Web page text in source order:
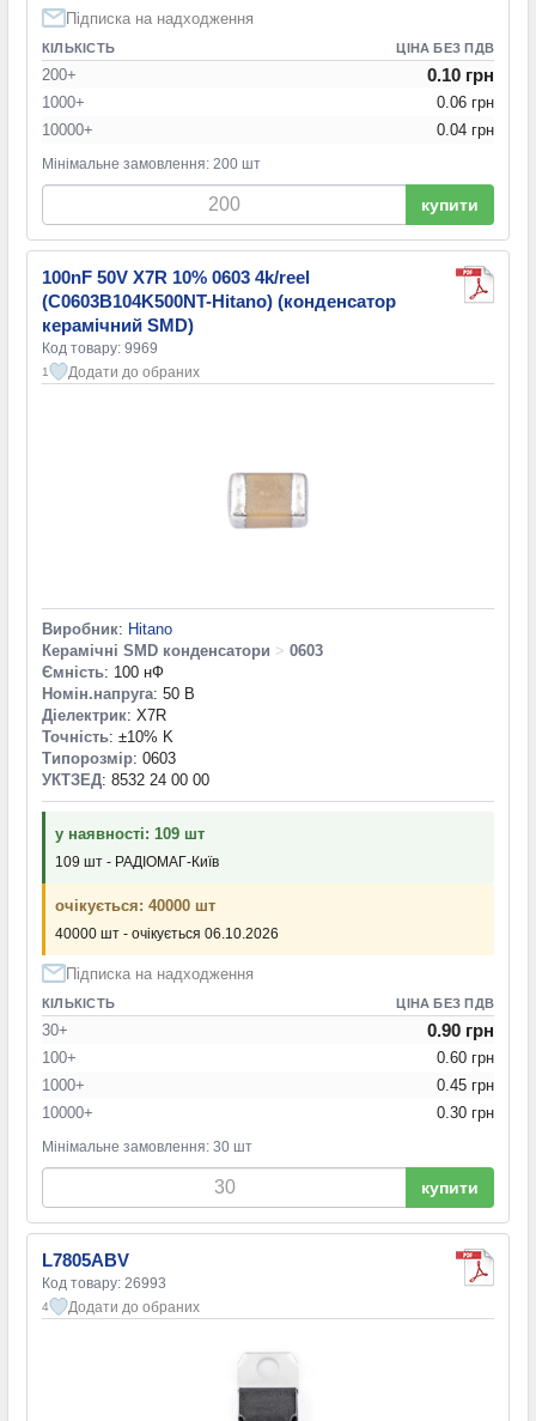
Підписка на надходження
КІЛЬКІСТЬ ЦІНА БЕЗ ПДВ
200+ 0.10 грн
1000+
0.06 грн
10000+
0.04 грн
Мінімальне замовлення: 200 шт
купити
100nF 50V X7R 10% 0603 4k/reel
(C0603B104K500NT-Hitano) (конденсатор
керамічний SMD)
Код товару: 9969
1 Додати до обраних
Виробник: Hitano
Керамічні SMD конденсатори > 0603
Ємність: 100 нФ
Номін.напруга: 50 В
Діелектрик: X7R
Точність: ±10% K
Типорозмір: 0603
УКТЗЕД: 8532 24 00 00
у наявності: 109 шт
109 шт - РАДІОМАГ-Київ
очікується: 40000 шт
40000 шт - очікується 06.10.2026
Підписка на надходження
КІЛЬКІСТЬ ЦІНА БЕЗ ПДВ
30+ 0.90 грн
100+
0.60 грн
1000+
0.45 грн
10000+
0.30 грн
Мінімальне замовлення: 30 шт
купити
L7805ABV
Код товару: 26993
4 Додати до обраних